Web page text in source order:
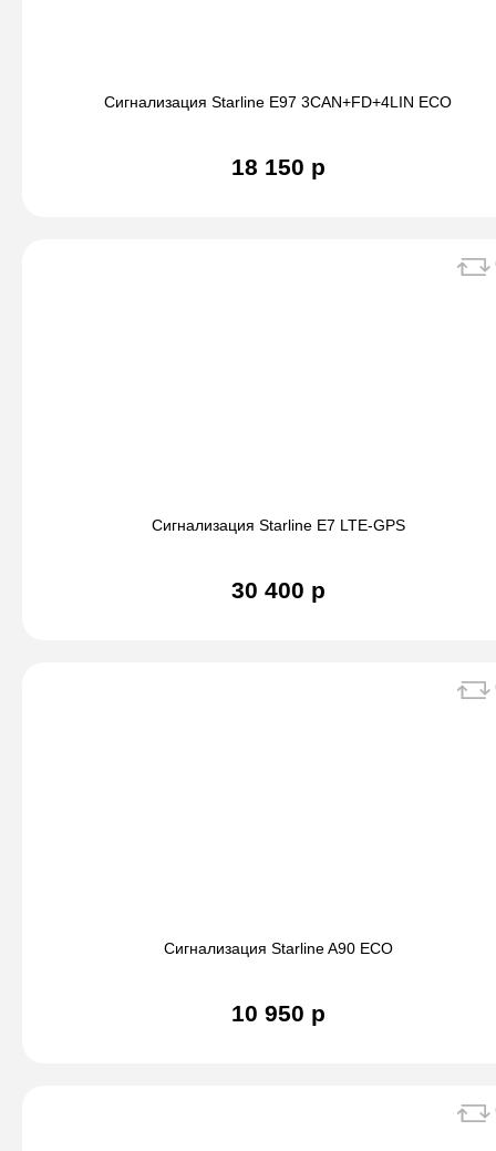
Сигнализация Starline E97 3CAN+FD+4LIN ECO
18 150 р
Сигнализация Starline E7 LTE-GPS
30 400 р
Сигнализация Starline A90 ECO
10 950 р